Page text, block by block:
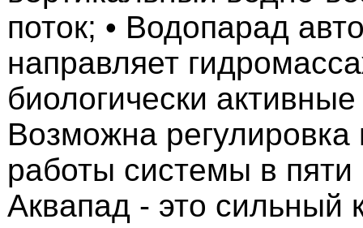
поток; • Водопарад
направляет
биологически активные
Возможна регулировка
работы системы в
Аквапад - это сильный